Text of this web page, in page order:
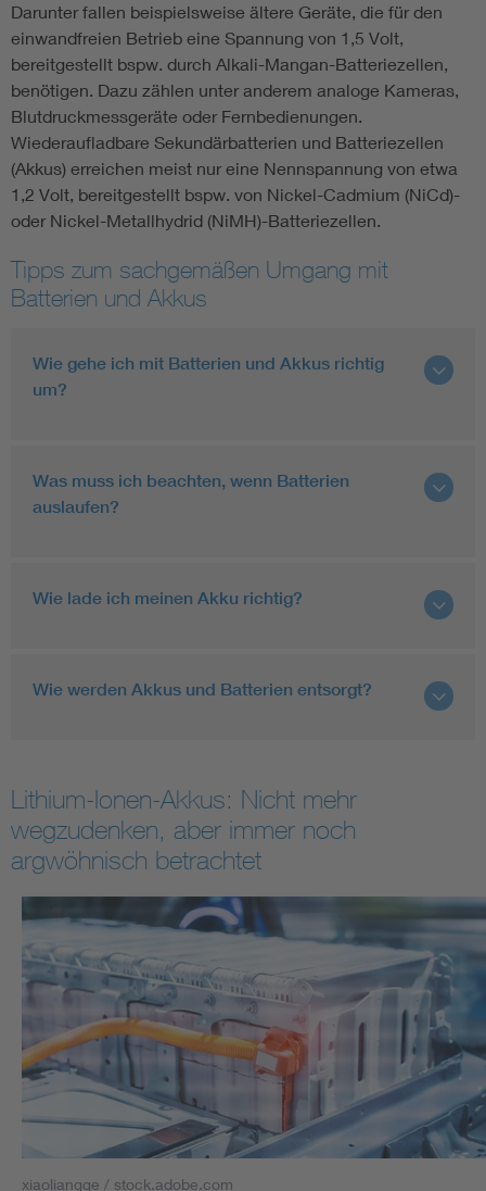
Darunter fallen beispielsweise ältere Geräte, die für den
einwandfreien Betrieb eine Spannung von 1,5 Volt,
bereitgestellt bspw. durch Alkali-Mangan-Batteriezellen,
benötigen. Dazu zählen unter anderem analoge Kameras,
Blutdruckmessgeräte oder Fernbedienungen.
Wiederaufladbare Sekundärbatterien und Batteriezellen
(Akkus) erreichen meist nur eine Nennspannung von etwa
1,2 Volt, bereitgestellt bspw. von Nickel-Cadmium (NiCd)-
oder Nickel-Metallhydrid (NiMH)-Batteriezellen.
Tipps zum sachgemäßen Umgang mit
Batterien und Akkus
Wie gehe ich mit Batterien und Akkus richtig
um?
Was muss ich beachten, wenn Batterien
auslaufen?
Wie lade ich meinen Akku richtig?
Wie werden Akkus und Batterien entsorgt?
Lithium-Ionen-Akkus: Nicht mehr
wegzudenken, aber immer noch
argwöhnisch betrachtet
xiaoliangge / stock.adobe.com